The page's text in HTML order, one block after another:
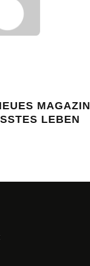
MAGAZIN
LEBEN